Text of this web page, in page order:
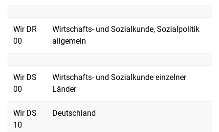
Wir DR
00
Wirtschafts- und Sozialkunde, Sozialpolitik
allgemein
Wir DS
00
Wirtschafts- und Sozialkunde einzelner
Länder
Wir DS
10
Deutschland